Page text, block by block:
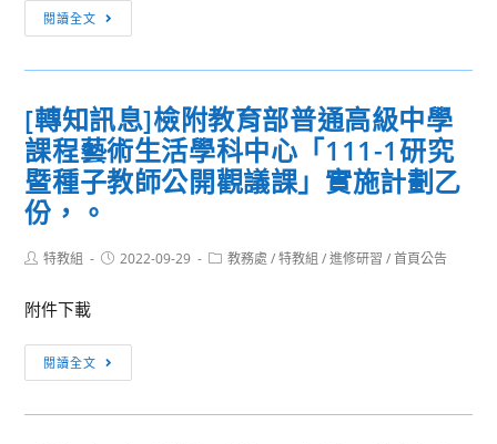
程
練
第
3
說
閱讀全文
言
檢
年
第
2
次
際
力
認
[轉知訊息]檢附教育部普通高級中學
課程藝術生活學科中心「111-1研究
暨種子教師公開觀議課」實施計劃乙
份，。
Post特教組
Post2022-09-29
Post教務處 / 特教組 / 進修研習 / 首頁公告
附件下載
閱讀全文
知
訊